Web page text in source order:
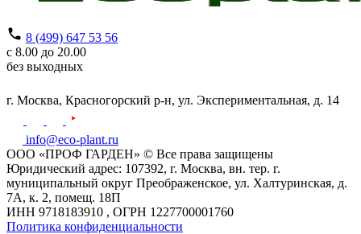
8 (499) 647 53 56
с 8.00 до 20.00
без выходных
г. Москва, Красногорский р-н, ул. Экспериментальная, д. 14
info@eco-plant.ru
ООО «ПРОФ ГАРДЕН» © Все права защищены
Юридический адрес: 107392, г. Москва, вн. тер. г.
муниципальный округ Преображенское, ул. Халтуринская, д.
7А, к. 2, помещ. 18П
ИНН 9718183910 , ОГРН 1227700001760
Политика конфиденциальности